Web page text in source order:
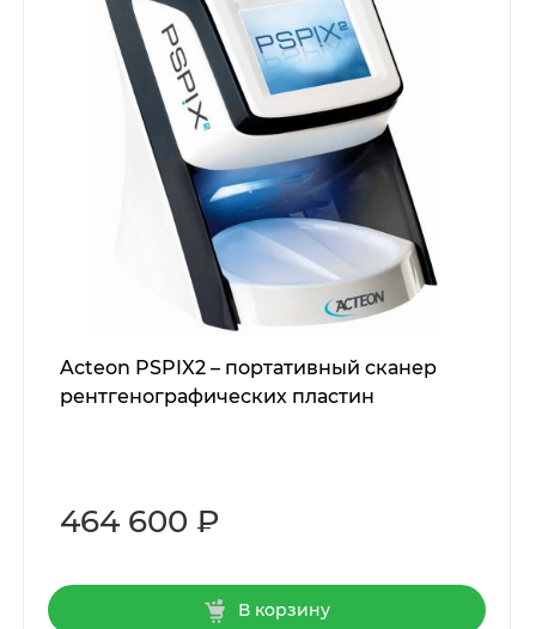
Acteon PSPIX 2 – портативный сканер
рентгенографических пластин
464 600 ₽
В корзину